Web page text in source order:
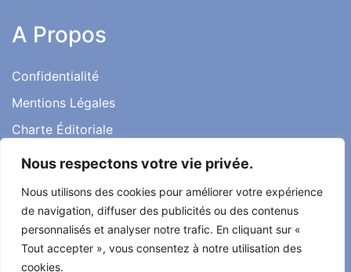
Nous respectons votre vie privée.
Nous utilisons des cookies pour améliorer votre expérience
de navigation, diffuser des publicités ou des contenus
personnalisés et analyser notre trafic. En cliquant sur «
Tout accepter », vous consentez à notre utilisation des
cookies.
A Propos
Confidentialité
Mentions Légales
Charte Éditoriale
Conditions d’utilisation
Témoignages